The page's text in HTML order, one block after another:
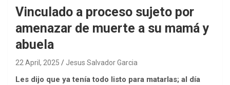
Vinculado a proceso sujeto por
amenazar de muerte a su mamá y
abuela
22 April, 2025 Jesus Salvador Garcia
Les dijo que ya tenía todo listo para matarlas; al día